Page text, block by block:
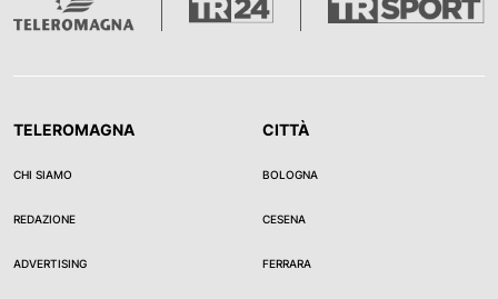
TELEROMAGNA
CHI SIAMO
REDAZIONE
ADVERTISING
CITTÀ
BOLOGNA
CESENA
FERRARA